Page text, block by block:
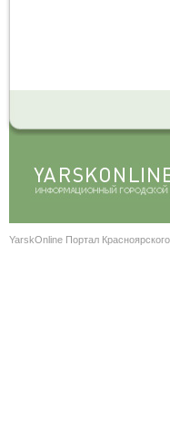
YarskOnline Портал